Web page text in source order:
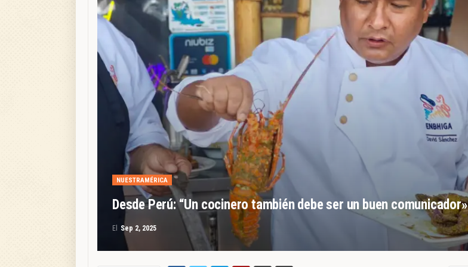
NUESTRAMÉRICA
Desde Perú: “Un cocinero también debe ser un buen comunicador»
El Sep 2, 2025